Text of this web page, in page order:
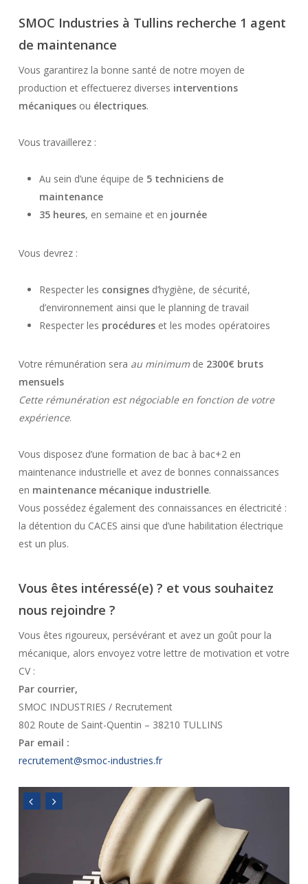
SMOC Industries à Tullins recherche 1 agent
de maintenance
Vous garantirez la bonne santé de notre moyen de
production et effectuerez diverses interventions
mécaniquesou électriques.
Vous travaillerez :
Au sein d’une équipe de 5 techniciens de
maintenance
35 heures, en semaine et en journée
Vous devrez :
Respecter les consignesd’hygiène, de sécurité,
d’environnement ainsi que le planning de travail
Respecter les procédureset les modes opératoires
Votre rémunération sera au minimumde 2300€ bruts
mensuels
Cette rémunération est négociable en fonction de votre
expérience.
Vous disposez d’une formation de bac à bac+2 en
maintenance industrielle et avez de bonnes connaissances
en maintenance mécanique industrielle.
Vous possédez également des connaissances en électricité :
la détention du CACES ainsi que d’une habilitation électrique
est un plus.
Vous êtes intéressé(e) ? et vous souhaitez
nous rejoindre ?
Vous êtes rigoureux, persévérant et avez un goût pour la
mécanique, alors envoyez votre lettre de motivation et votre
CV :
Par courrier,
SMOC INDUSTRIES / Recrutement
802 Route de Saint-Quentin – 38210 TULLINS
Par email :
recrutement@smoc-industries.fr